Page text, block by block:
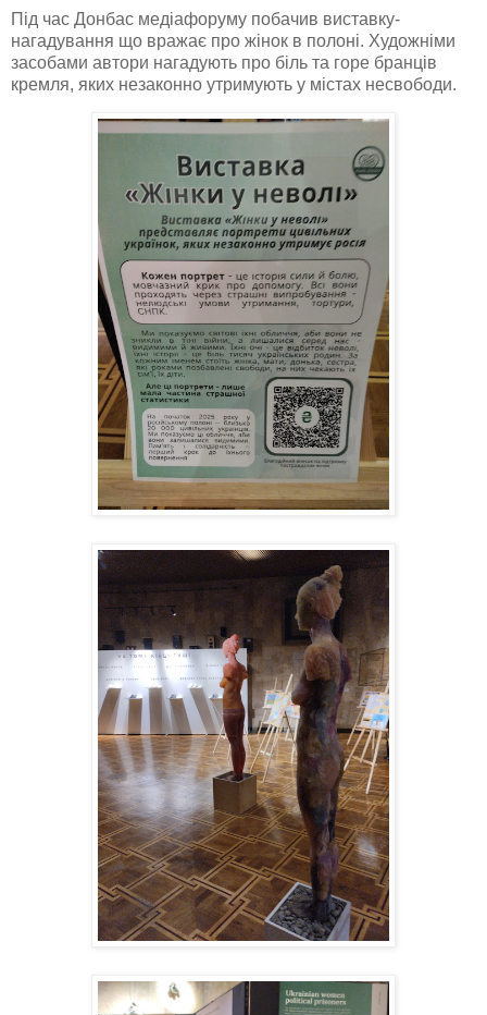
Під час Донбас медіафоруму побачив виставку-
нагадування що вражає про жінок в полоні. Художніми
засобами автори нагадують про біль та горе бранців
кремля, яких незаконно утримують у містах несвободи.